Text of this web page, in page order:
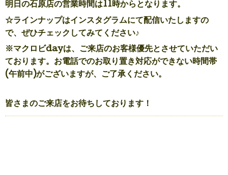
明日の石原店の営業時間は11時からとなります。
☆ラインナップはインスタグラムにて配信いたしますの
で、ぜひチェックしてみてください♪
※マクロビdayは、 ご来店のお客様優先とさせていただい
ております。 お電話でのお取り置き対応ができない時間帯
(午前中)がございますが、ご了承ください。
皆さまのご来店をお待ちしております！